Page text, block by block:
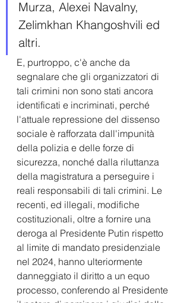
Murza, Alexei Navalny,
Zelimkhan Khangoshvili ed
altri.
E, purtroppo, c'è anche da
segnalare che gli organizzatori di
tali crimini non sono stati ancora
identificati e incriminati, perché
l'attuale repressione del dissenso
sociale è rafforzata dall'impunità
della polizia e delle forze di
sicurezza, nonché dalla riluttanza
della magistratura a perseguire i
reali responsabili di tali crimini. Le
recenti, ed illegali, modifiche
costituzionali, oltre a fornire una
deroga al Presidente Putin rispetto
al limite di mandato presidenziale
nel 2024, hanno ulteriormente
danneggiato il diritto a un equo
processo, conferendo al Presidente